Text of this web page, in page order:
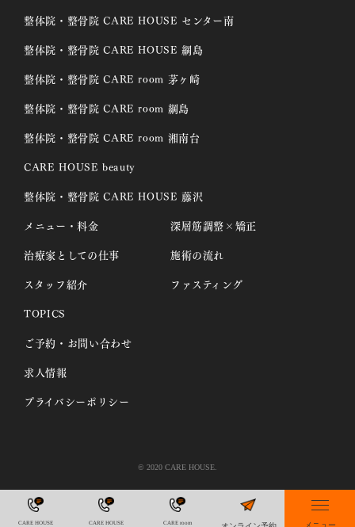
CARE HOUSE CARE HOUSE CARE room メニュー
整体院・整骨院 CARE HOUSE センター南
整体院・整骨院 CARE HOUSE 綱島
整体院・整骨院 CARE room 茅ヶ崎
整体院・整骨院 CARE room 綱島
整体院・整骨院 CARE room 湘南台
CARE HOUSE beauty
整体院・整骨院 CARE HOUSE 藤沢
メニュー・料金
治療家としての仕事
スタッフ紹介
深層筋調整×矯正
施術の流れ
ファスティング
TOPICS
ご予約・お問い合わせ
求人情報
プライバシーポリシー
© 2020 CARE HOUSE.